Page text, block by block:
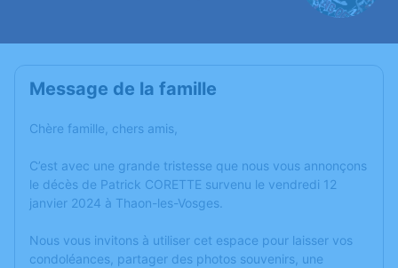
Message de la famille
Chère famille, chers amis,
C’est avec une grande tristesse que nous vous annonçons
le décès de Patrick CORETTE survenu le vendredi 12
janvier 2024 à Thaon-les-Vosges.
Nous vous invitons à utiliser cet espace pour laisser vos
condoléances, partager des photos souvenirs, une